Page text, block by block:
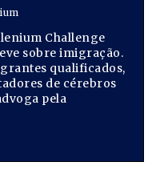
Challenge
sobre imigração.
qualificados,
de cérebros
pela